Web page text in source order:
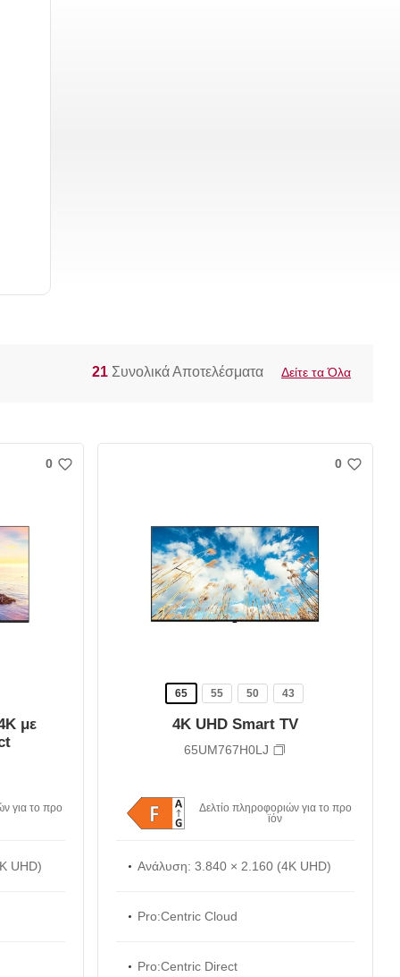
21 Συνολικά Αποτελέσματα Δείτε τα Όλα
0
w
με
για το προ
UHD)
0
w
65 55 50 43
4K UHD Smart TV
65UM767H0LJ
Δελτίο πληροφοριών για το προ
ϊόν
Ανάλυση: 3.840 × 2.160 (4K UHD)
Pro:Centric Cloud
Pro:Centric Direct